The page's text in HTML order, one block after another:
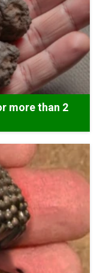
more than 2